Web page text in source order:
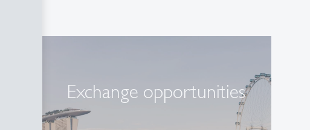
Exchange opportunities